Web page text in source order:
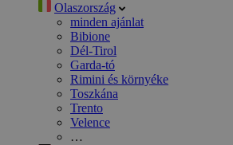
Olaszország
minden ajánlat
Bibione
Dél-Tirol
Garda-tó
Rimini és környéke
Toszkána
Trento
Velence
…